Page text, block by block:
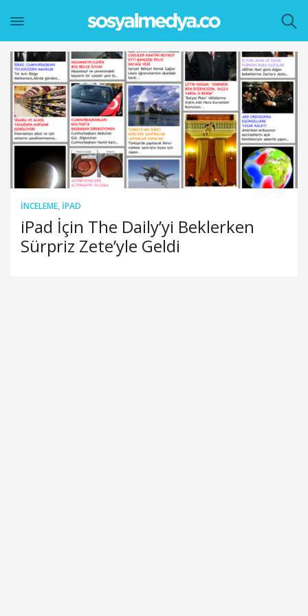
İNCELEME, IPAD
iPad İçin The Daily’yi Beklerken
Sürpriz Zete’yle Geldi